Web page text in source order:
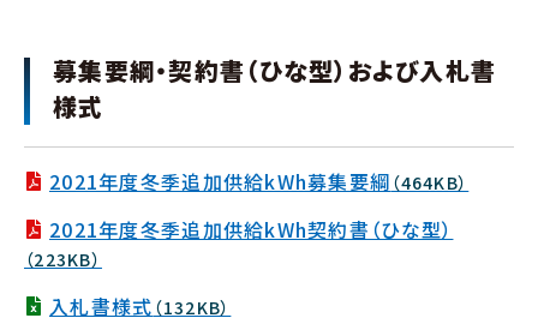
募集要綱・契約書（ひな型）および入札書
様式
2021年度冬季追加供給kWh募集要綱 （464KB）
2021年度冬季追加供給kWh契約書（ひな型）
（223KB）
入札書様式 （132KB）